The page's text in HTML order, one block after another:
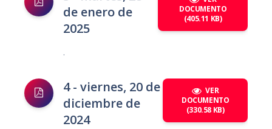
de enero de
2025
DOCUMENTO
(405.11 KB)
.
4 - viernes, 20 de
diciembre de
2024
VER
DOCUMENTO
(330.58 KB)